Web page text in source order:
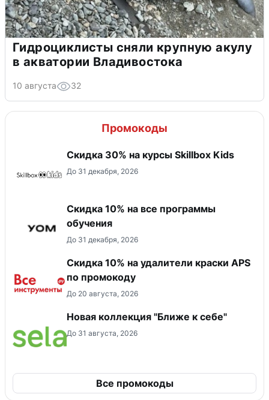
Гидроциклисты сняли крупную акулу
в акватории Владивостока
10 августа 32
Промокоды
Скидка 30% на курсы Skillbox Kids
До 31 декабря, 2026
Скидка 10% на все программы
обучения
До 31 декабря, 2026
Скидка 10% на удалители краски APS
по промокоду
До 20 августа, 2026
Новая коллекция "Ближе к себе"
До 31 августа, 2026
Все промокоды